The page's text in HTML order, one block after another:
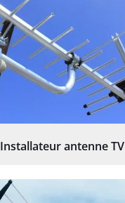
Installateur antenne TV